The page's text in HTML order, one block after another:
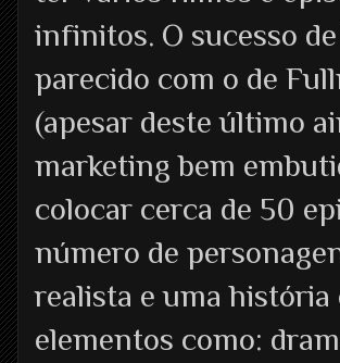
infinitos. O sucesso
parecido com o de
(apesar deste último
marketing bem
colocar cerca de 50
número de
realista e uma história
elementos como: